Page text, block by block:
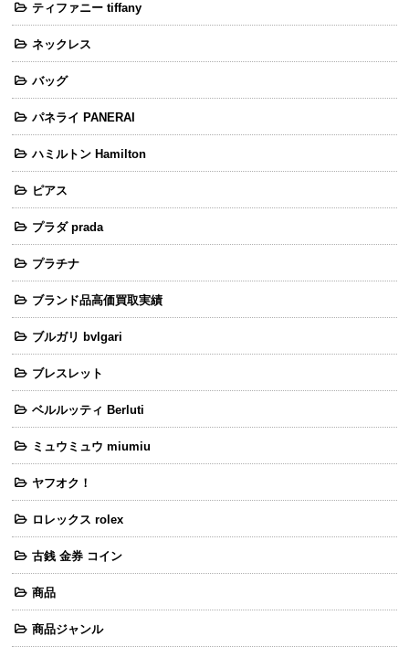
ティファニー tiffany
ネックレス
バッグ
パネライ PANERAI
ハミルトン Hamilton
ピアス
プラダ prada
プラチナ
ブランド品高価買取実績
ブルガリ bvlgari
ブレスレット
ベルルッティ Berluti
ミュウミュウ miumiu
ヤフオク！
ロレックス rolex
古銭 金券 コイン
商品
商品ジャンル